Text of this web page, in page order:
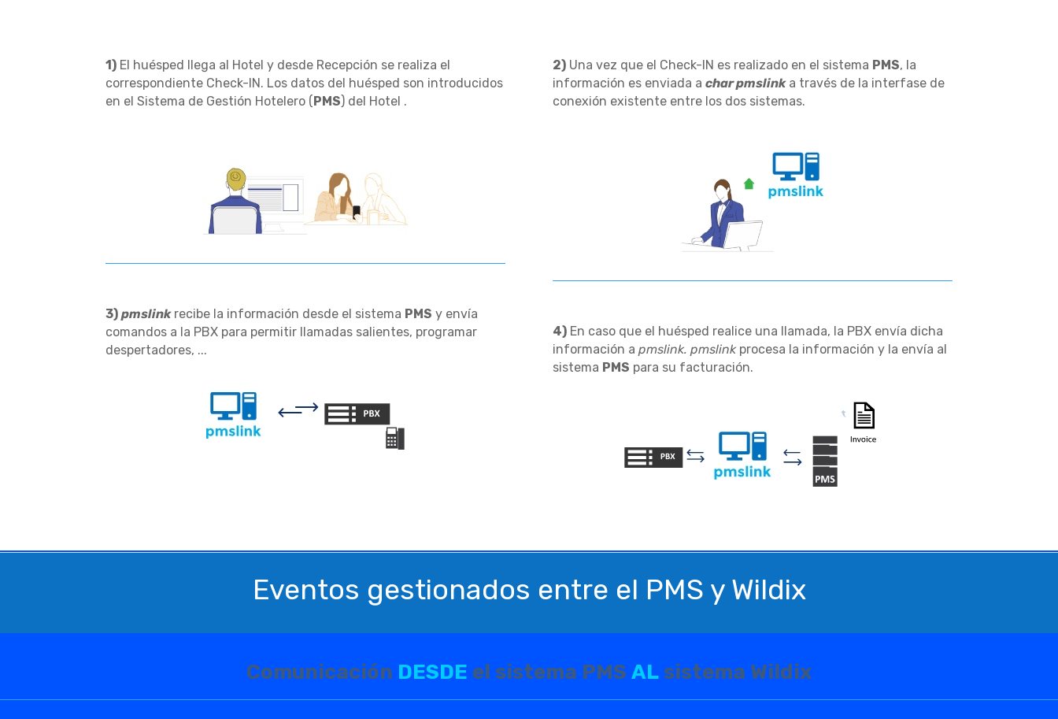
1)El huésped llega al Hotel y desde Recepción se realiza el
correspondiente Check-IN. Los datos del huésped son
introducidos en el Sistema de Gestión Hotelero (PMS
3) pmslinkrecibe la información desde el sistema PMSy envía
comandos a la PBX para permitir llamadas salientes, programar
despertadores, ...
2)Una vez que el Check-IN es realizado en el sistemaPMS, la
información es enviada acharpmslinka través de la interfase de
conexión existente entre los dos sistemas.
4)En caso que el huésped realice una llamada, la PBX envía dicha
información apmslink. pmslinkprocesa la información y la envía al
sistemaPMSpara su facturación.
Eventos gestionados entre el PMS y Wildix
ComunicaciónDESDEel sistema PMSAL sistema Wildix